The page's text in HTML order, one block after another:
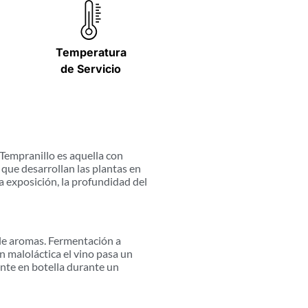
Temperatura
de Servicio
es aquella con
desarrollan las plantas en
exposición, la profundidad del
aromas. Fermentación a
maloláctica el vino pasa un
en botella durante un